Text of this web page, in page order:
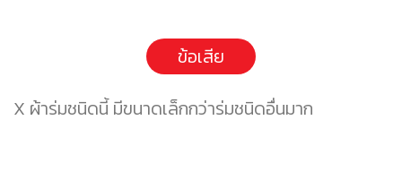
ข้อเสีย
X ผ้าร่มชนิดนี้ มีขนาดเล็กกว่าร่มชนิดอื่นมาก